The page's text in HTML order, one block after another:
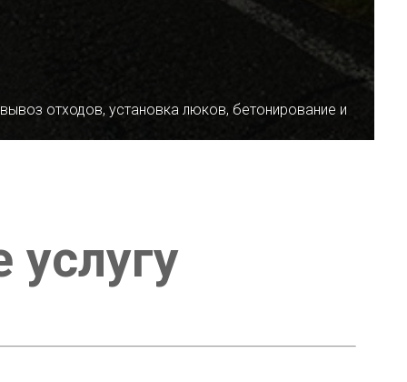
отходов, установка люков, бетонирование и
услугу